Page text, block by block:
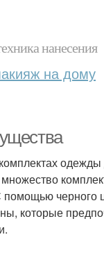
нанесения
на дому
помощью черного
которые